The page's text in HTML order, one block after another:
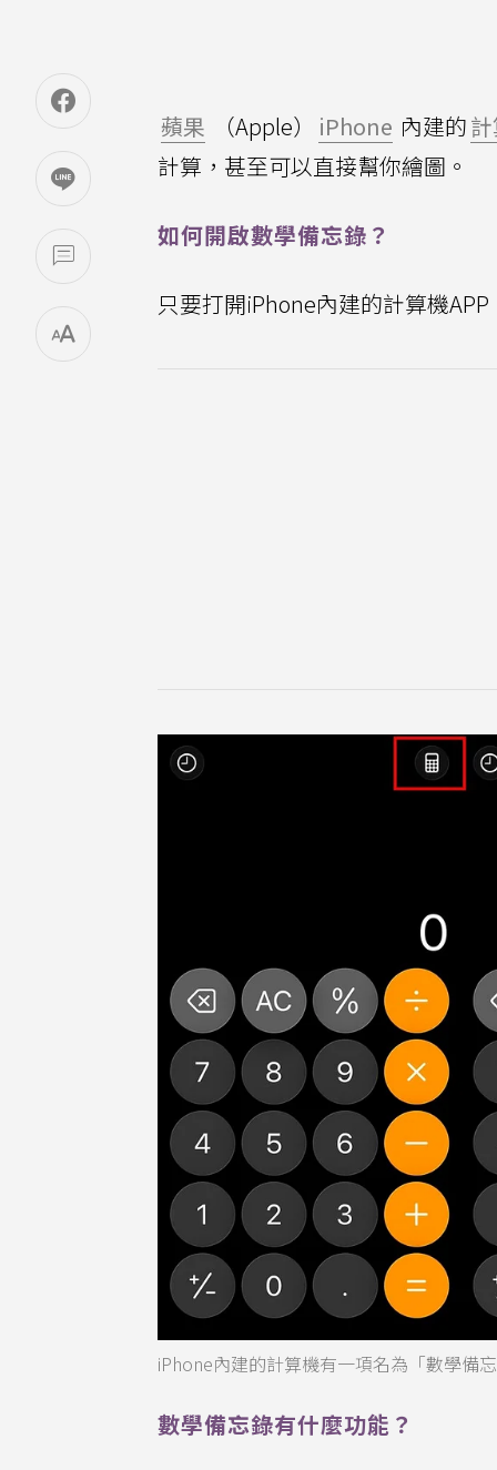
蘋果 （Apple） iPhone 內建的
計算，甚至可以直接幫你繪圖。
如何開啟數學備忘錄？
只要打開iPhone內建的計算機
iPhone內建的計算機有一項名為「數學備
數學備忘錄有什麼功能？